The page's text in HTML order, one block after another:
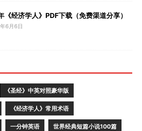
经济学人》PDF下载（免费渠道分享）
6月6日
《圣经》中英对照豪华版
《经济学人》常用术语
一分钟英语 世界经典短篇小说100篇